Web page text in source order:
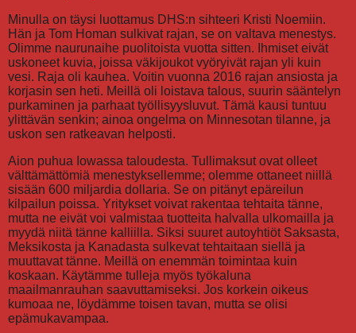
Minulla on täysi luottamus DHS:n sihteeri Kristi Noemiin.
Hän ja Tom Homan sulkivat rajan, se on valtava menestys.
Olimme naurunaihe puolitoista vuotta sitten. Ihmiset eivät
uskoneet kuvia, joissa väkijoukot vyöryivät rajan yli kuin
vesi. Raja oli kauhea. Voitin vuonna 2016 rajan ansiosta ja
korjasin sen heti. Meillä oli loistava talous, suurin sääntelyn
purkaminen ja parhaat työllisyysluvut. Tämä kausi tuntuu
ylittävän senkin; ainoa ongelma on Minnesotan tilanne, ja
uskon sen ratkeavan helposti.
Aion puhua Iowassa taloudesta. Tullimaksut ovat olleet
välttämättömiä menestyksellemme; olemme ottaneet niillä
sisään 600 miljardia dollaria. Se on pitänyt epäreilun
kilpailun poissa. Yritykset voivat rakentaa tehtaita tänne,
mutta ne eivät voi valmistaa tuotteita halvalla ulkomailla ja
myydä niitä tänne kalliilla. Siksi suuret autoyhtiöt Saksasta,
Meksikosta ja Kanadasta sulkevat tehtaitaan siellä ja
muuttavat tänne. Meillä on enemmän toimintaa kuin
koskaan. Käytämme tulleja myös työkaluna
maailmanrauhan saavuttamiseksi. Jos korkein oikeus
kumoaa ne, löydämme toisen tavan, mutta se olisi
epämukavampaa.